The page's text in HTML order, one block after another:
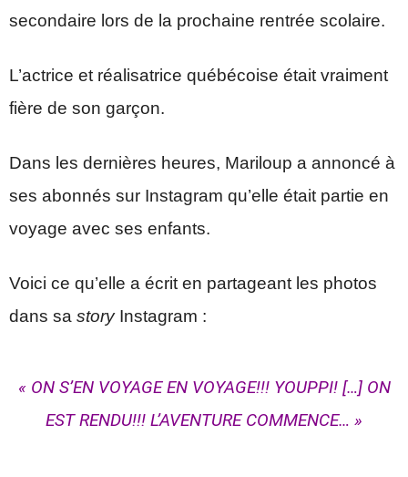
secondaire lors de la prochaine rentrée scolaire.
L’actrice et réalisatrice québécoise était vraiment
fière de son garçon.
Dans les dernières heures, Mariloup a annoncé à
ses abonnés sur Instagram qu’elle était partie en
voyage avec ses enfants.
Voici ce qu’elle a écrit en partageant les photos
dans sa storyInstagram :
« ON S’EN VOYAGE EN VOYAGE!!! YOUPPI! […] ON
EST RENDU!!! L’AVENTURE COMMENCE… »